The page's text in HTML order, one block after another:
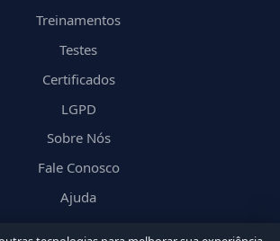
Treinamentos
Testes
Certificados
LGPD
Sobre Nós
Fale Conosco
Ajuda